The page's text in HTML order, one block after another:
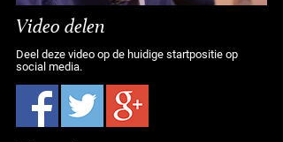
Video delen
Deel deze video op de huidige startpositie op
social media.